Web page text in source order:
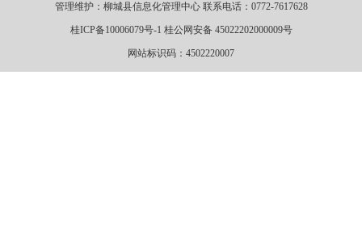
管理维护：柳城县信息化管理中心 联系电话：0772-7617628
桂ICP备10006079号-1 桂公网安备 45022202000009号
网站标识码：4502220007